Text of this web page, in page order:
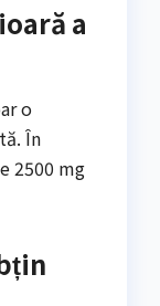
a
o
În
2500 mg